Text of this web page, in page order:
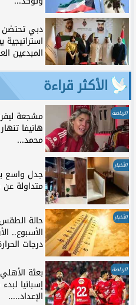
دبي تحتضن
استراتيجية
المبدعين
الأكثر قراءة
الرياضة مشجعة
هانيفا
محمد...
الأخبار
جدل واسع
متداولة
الأخبار حالة
الأسبوع..
درجات
الرياضة بعثة
إسبانيا
الإعداد.....